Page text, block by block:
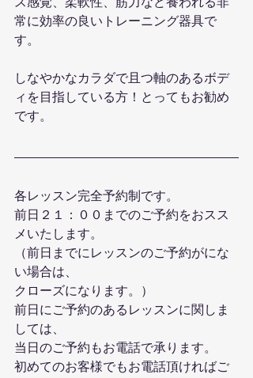
常に効率の良いトレーニング器具で
す。
しなやかなカラダで且つ軸のあるボデ
ィを目指している方！とってもお勧め
です。
各レッスン完全予約制です。
前日２１：００までのご予約をおスス
メいたします。
（前日までにレッスンのご予約がにな
い場合は、
クローズになります。）
前日にご予約のあるレッスンに関しま
しては、
当日のご予約もお電話で承ります。
初めてのお客様でもお電話頂ければご